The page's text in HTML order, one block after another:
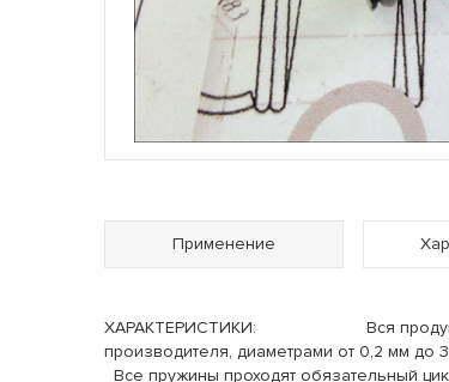
Применение
ХАРАКТЕРИСТИКИ: Вся продукция
производителя, диаметрами от 0,2
Все пружины проходят